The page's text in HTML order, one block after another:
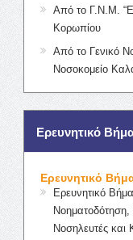
Από το Γ.Ν.Μ.
Κορωπίου
Από το Γενικό
Νοσοκομείο
Ερευνητικό
Ερευνητικό
Ερευνητικό
Νοηματοδότηση,
Νοσηλευτές και